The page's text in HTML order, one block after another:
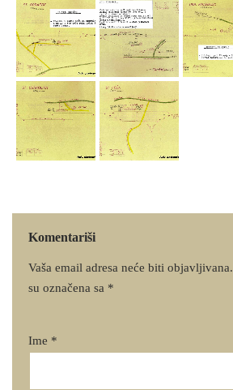
Komentariši
Vaša email adresa neće biti objavljivana.
su označena sa *
Ime *